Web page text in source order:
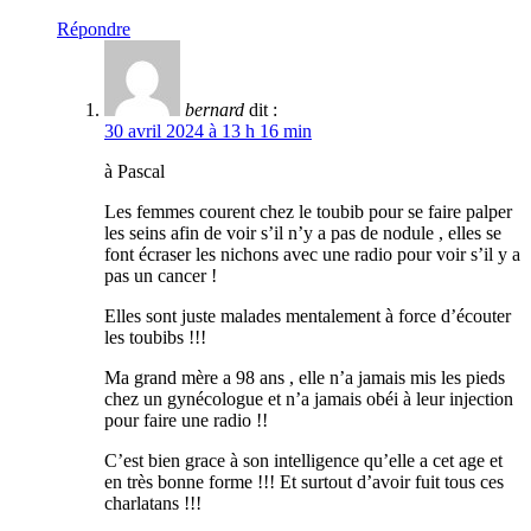
Répondre
bernard dit :
30 avril 2024 à 13 h 16 min
à Pascal
Les femmes courent chez le toubib pour se faire palper
les seins afin de voir s’il n’y a pas de nodule , elles se
font écraser les nichons avec une radio pour voir s’il y a
pas un cancer !
Elles sont juste malades mentalement à force d’écouter
les toubibs !!!
Ma grand mère a 98 ans , elle n’a jamais mis les pieds
chez un gynécologue et n’a jamais obéi à leur injection
pour faire une radio !!
C’est bien grace à son intelligence qu’elle a cet age et
en très bonne forme !!! Et surtout d’avoir fuit tous ces
charlatans !!!